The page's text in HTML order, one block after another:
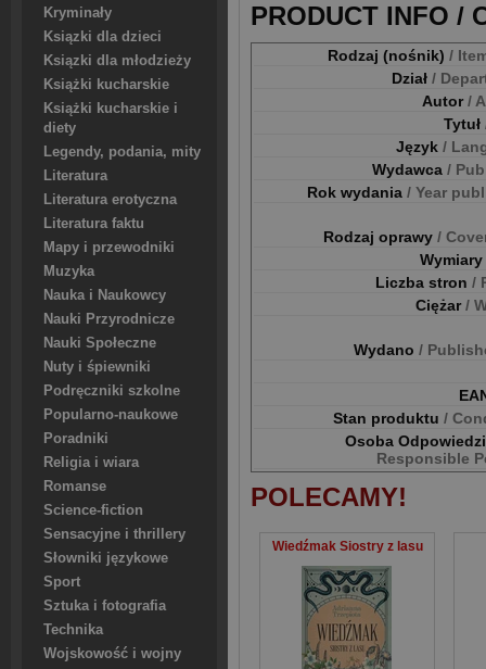
Kryminały
Ksiązki dla dzieci
Ksiązki dla młodzieży
Książki kucharskie
Książki kucharskie i
diety
Legendy, podania, mity
Literatura
Literatura erotyczna
Literatura faktu
Mapy i przewodniki
Muzyka
Nauka i Naukowcy
Nauki Przyrodnicze
Nauki Społeczne
Nuty i śpiewniki
Podręczniki szkolne
Popularno-naukowe
Poradniki
Religia i wiara
Romanse
Science-fiction
Sensacyjne i thrillery
Słowniki językowe
Sport
Sztuka i fotografia
Technika
Wojskowość i wojny
PRODUCT INFO /
Rodzaj (nośnik) /
Dział /
Autor/
Tytuł
Język /
Wydawca /
Rok wydania / Year
Rodzaj oprawy /
Wymiary
Liczba stron /
Ciężar/
Wydano /
Stan produktu /
Osoba
Responsible
POLECAMY!
Wiedźmak Siostry z lasu